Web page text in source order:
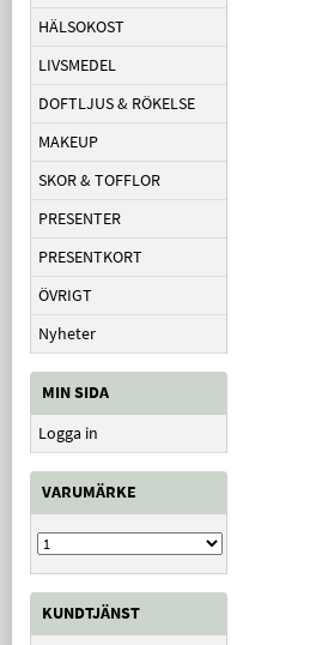
HÄLSOKOST
LIVSMEDEL
DOFTLJUS & RÖKELSE
MAKEUP
SKOR & TOFFLOR
PRESENTER
PRESENTKORT
ÖVRIGT
Nyheter
MIN SIDA
Logga in
VARUMÄRKE
KUNDTJÄNST